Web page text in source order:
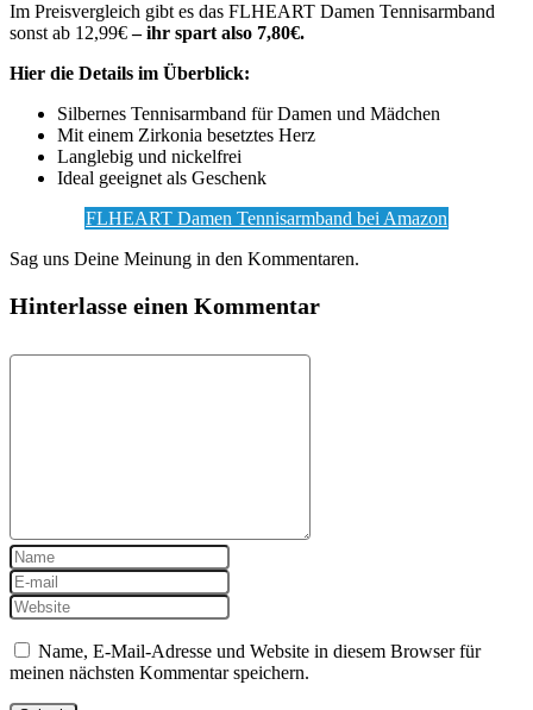
Im Preisvergleich gibt es das FLHEART Damen Tennisarmband
sonst ab 12,99€– ihr spart also 7,80€.
Hier die Details im Überblick:
Silbernes Tennisarmband für Damen und Mädchen
Mit einem Zirkonia besetztes Herz
Langlebig und nickelfrei
Ideal geeignet als Geschenk
FLHEART Damen Tennisarmband bei Amazon
Sag uns Deine Meinung in den Kommentaren.
Hinterlasse einen Kommentar
Name, E-Mail-Adresse und Website in diesem Browser für
meinen nächsten Kommentar speichern.